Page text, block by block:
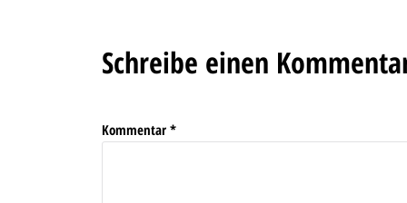
Schreibe einen
Kommentar *